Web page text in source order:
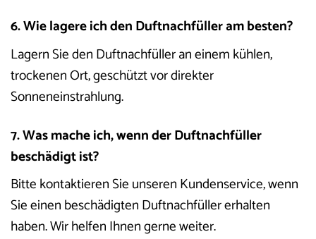
6. Wie lagere ich den Duftnachfüller am besten?
Lagern Sie den Duftnachfüller an einem kühlen,
trockenen Ort, geschützt vor direkter
Sonneneinstrahlung.
7. Was mache ich, wenn der Duftnachfüller
beschädigt ist?
Bitte kontaktieren Sie unseren Kundenservice, wenn
Sie einen beschädigten Duftnachfüller erhalten
haben. Wir helfen Ihnen gerne weiter.